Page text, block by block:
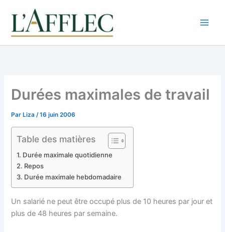
contenu
Durées maximales de travail
Par Liza/16 juin 2006
Table des matières
Durée maximale quotidienne
Repos
Durée maximale hebdomadaire
Un salarié ne peut être occupé plus de 10 heures par jour et
plus de 48 heures par semaine.